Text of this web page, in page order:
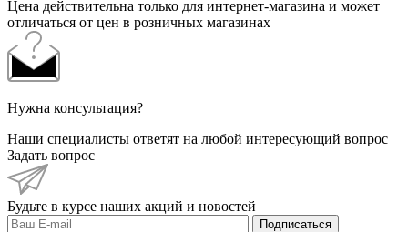
Цена действительна только для интернет-магазина и может
отличаться от цен в розничных магазинах
Нужна консультация?
Наши специалисты ответят на любой интересующий вопрос
Задать вопрос
Будьте в курсе наших акций и новостей
Подписаться